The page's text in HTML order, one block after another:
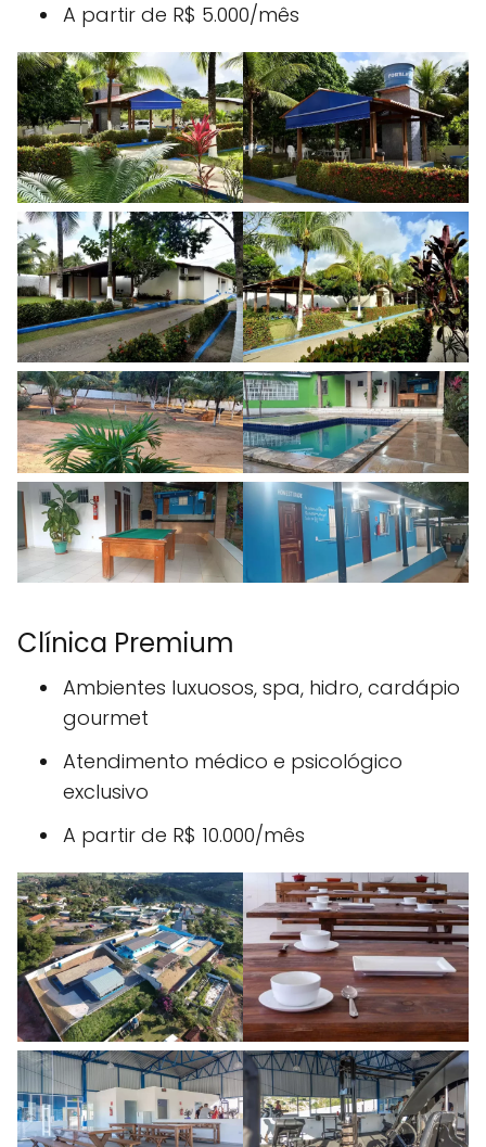
A partir de R$ 5.000/mês
Clínica Premium
Ambientes luxuosos, spa, hidro, cardápio
gourmet
Atendimento médico e psicológico
exclusivo
A partir de R$ 10.000/mês